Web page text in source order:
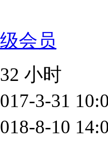
会员
小时
3-31
8-10